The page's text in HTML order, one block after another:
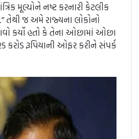
મૂલ્યોને નષ્ટ કરનારી કેટલીક
તેથી જ અમે રાજ્યના લોકોનો
કર્યો હતો કે તેના ઓછામાં ઓછા
કરોડ રૂપિયાની ઓફર કરીને સંપર્ક